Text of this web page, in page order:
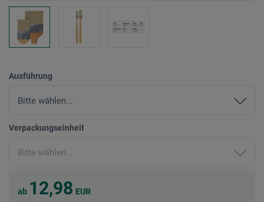
Ausführung
Verpackungseinheit
ab 12,98 EUR